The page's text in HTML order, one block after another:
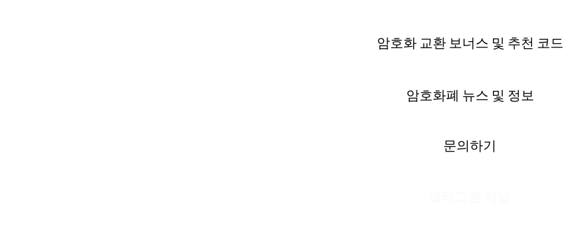
암호화 교환 보너스 및 추천 코드
암호화폐 뉴스 및 정보
문의하기